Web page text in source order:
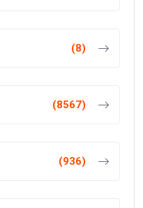
(8)
(8567)
(936)